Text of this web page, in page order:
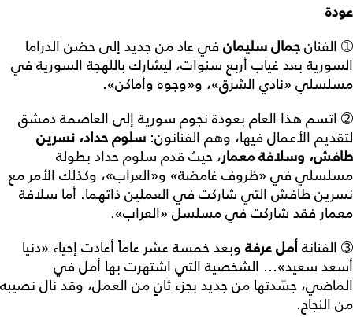
عودة
➀ الفنانجمالسليمانفي عاد من جديد إلى حضن الدراما
السورية بعد غياب أربع سنوات، ليشارك باللهجة السورية في
مسلسلي «نادي الشرق»، و«وجوه وأماكن».
➁ اتسم هذا العام بعودة نجوم سورية إلى العاصمة دمشق
لتقديم الأعمال فيها، وهم الفنانون: سلومحداد، نسرين
طافش، وسلافةمعمار، حيث قدم سلوم حداد بطولة
مسلسلي في «ظروف غامضة» و«العراب»، وكذلك الأمر مع
نسرين طافش التي شاركت في العملين ذاتهما. أما سلافة
معمار فقد شاركت في مسلسل «العراب».
➂ الفنانةأملعرفة وبعد خمسة عشر عاماً أعادت إحياء «دنيا
أسعد سعيد»... الشخصية التي اشتهرت بها أمل في
الماضي، جسّدتها من جديد بجزء ثانٍ من العمل، وقد نال نصيبه
من النجاح.